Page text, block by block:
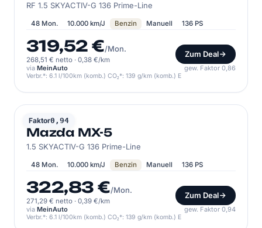
RF 1.5 SKYACTIV-G 136 Prime-Line
48 Mon. 10.000 km/J Benzin Manuell 136 PS
319,52 €/Mon.
268,51 € netto · 0,38 €/km
Zum Deal
via MeinAuto gew. Faktor 0,86
Verbr.*: 6.1 l/100km (komb.) CO₂*: 139 g/km (komb.) E
Faktor0,94
MAZDA
Mazda MX-5
1.5 SKYACTIV-G 136 Prime-Line
48 Mon. 10.000 km/J Benzin Manuell 136 PS
322,83 €/Mon.
271,29 € netto · 0,39 €/km
Zum Deal
via MeinAuto gew. Faktor 0,94
Verbr.*: 6.1 l/100km (komb.) CO₂*: 139 g/km (komb.) E